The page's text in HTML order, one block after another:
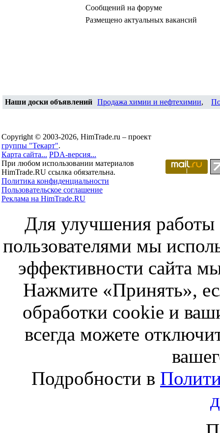
Сообщений на форуме
Размещено актуальных вакансий
Наши доски объявлений Продажа химии и нефтехимии,
Copyright © 2003-2026, HimTrade.ru – проект
группы "Текарт".
Карта сайта... PDA-версия...
При любом использовании материалов
HimTrade.RU ссылка обязательна.
Политика конфиденциальности
Пользовательское соглашение
Реклама на HimTrade.RU
Для улучшения работы
пользователями мы
эффективности сайта
Нажмите «Принять»,
обработки cookie и
всегда можете
Подробности в